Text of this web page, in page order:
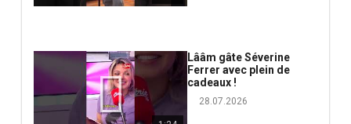
Lââm gâte Séverine
Ferrer avec plein de
cadeaux !
28.07.2026